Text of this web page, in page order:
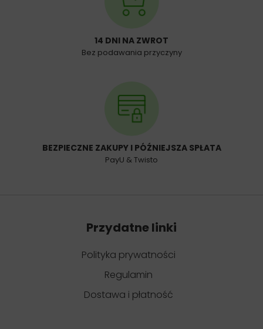
14 DNI NA ZWROT
Bez podawania przyczyny
BEZPIECZNE ZAKUPY I PÓŹNIEJSZA SPŁATA
PayU & Twisto
Przydatne linki
Polityka prywatności
Regulamin
Dostawa i płatność